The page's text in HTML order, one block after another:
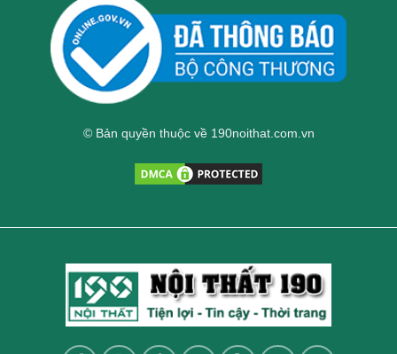
© Bản quyền thuộc về 190noithat.com.vn